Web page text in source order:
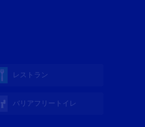
レストラン
バリアフリートイレ